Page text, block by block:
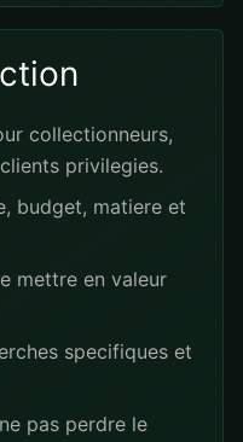
collectionneurs,
privilegies.
budget, matiere et
mettre en valeur
specifiques et
pas perdre le